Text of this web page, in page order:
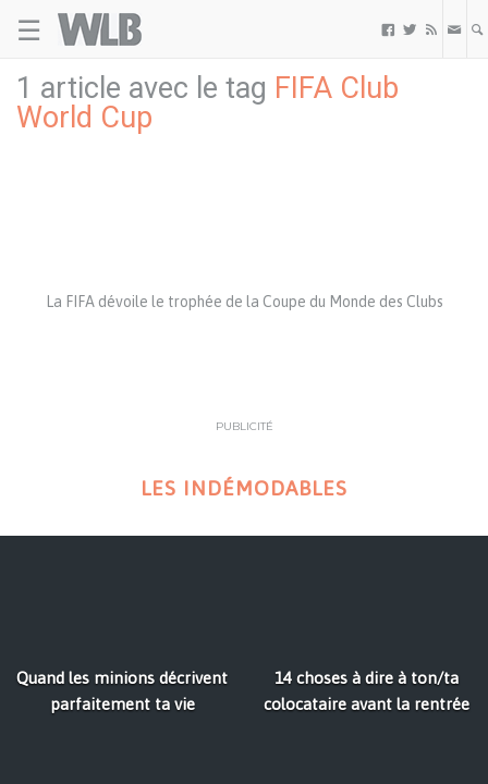
☰   
1 article avec le tag FIFA Club
World Cup
La FIFA dévoile le trophée de la Coupe du Monde des Clubs
PUBLICITÉ
LES INDÉMODABLES
Quand les minions décrivent
parfaitement ta vie
14 choses à dire à ton/ta
colocataire avant la rentrée